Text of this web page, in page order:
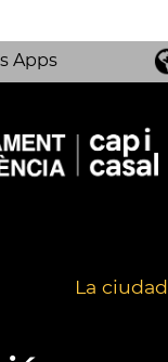
Apps
La ciudad